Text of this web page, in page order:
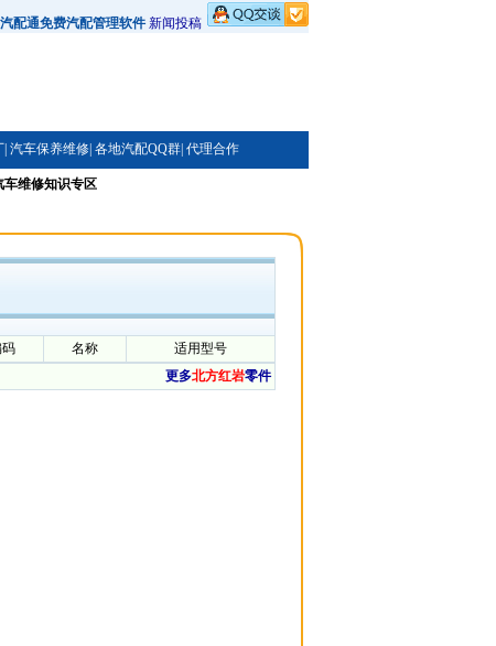
汽配通免费汽配管理软件 新闻投稿
汽车保养维修| 各地汽配QQ群| 代理合作
维修知识专区
名称
适用型号
更多北方红岩零件